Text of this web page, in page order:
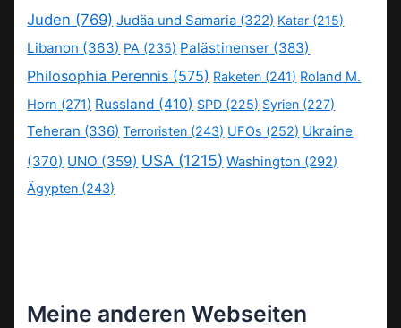
Juden (769) Judäa und Samaria (322) Katar (215)
Libanon (363) PA (235) Palästinenser (383)
Philosophia Perennis (575) Raketen (241) Roland M.
Horn (271) Russland (410) SPD (225) Syrien (227)
Teheran (336) Terroristen (243) UFOs (252) Ukraine
(370) UNO (359) USA (1215) Washington (292)
Ägypten (243)
Meine anderen Webseiten